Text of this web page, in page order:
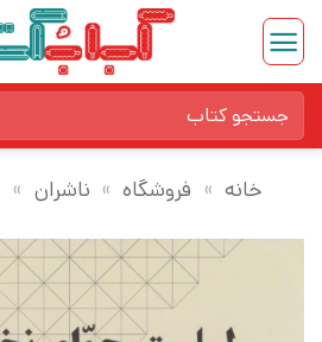
Skip
content
برای:
خانه » فروشگاه » ناشران »